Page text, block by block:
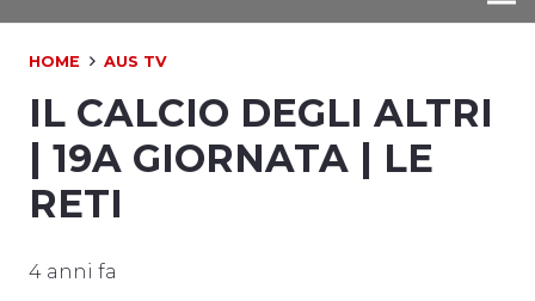
HOME AUS TV
IL CALCIO DEGLI ALTRI
| 19A GIORNATA | LE
RETI
4 anni fa